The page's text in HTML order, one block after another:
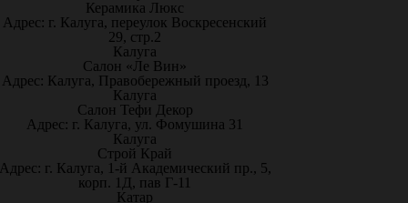
Керамика Люкс
Адрес: г. Калуга, переулок Воскресенский
29, стр.2
Калуга
Салон «Ле Вин»
Адрес: Калуга, Правобережный проезд, 13
Калуга
Салон Тефи Декор
Адрес: г. Калуга, ул. Фомушина 31
Калуга
Строй Край
г. Калуга, 1-й Академический пр., 5,
корп. 1Д, пав Г-11
Катар